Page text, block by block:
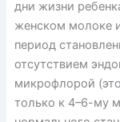
дни жизни
женском молоке
период
отсутствием
микрофлорой
только к 4–6-му